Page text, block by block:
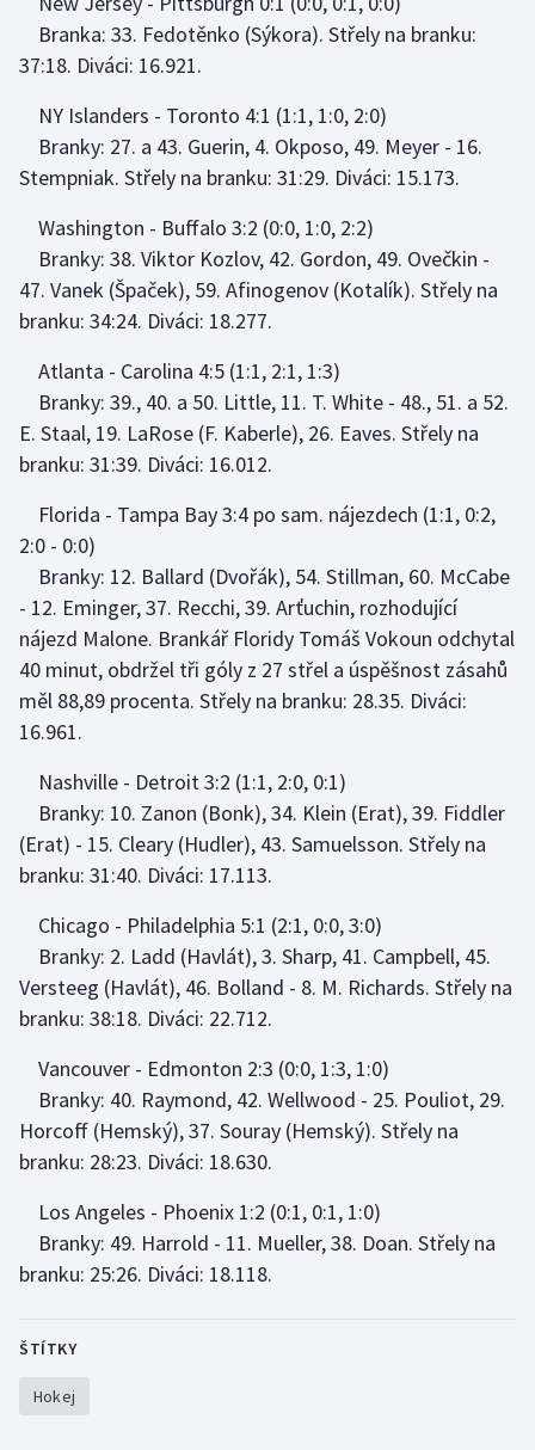
Branka: 33. Fedotěnko (Sýkora). Střely na branku:
37:18. Diváci: 16.921.
NY Islanders - Toronto 4:1 (1:1, 1:0, 2:0)
Branky: 27. a 43. Guerin, 4. Okposo, 49. Meyer - 16.
Stempniak. Střely na branku: 31:29. Diváci: 15.173.
Washington - Buffalo 3:2 (0:0, 1:0, 2:2)
Branky: 38. Viktor Kozlov, 42. Gordon, 49. Ovečkin -
47. Vanek (Špaček), 59. Afinogenov (Kotalík). Střely na
branku: 34:24. Diváci: 18.277.
Atlanta - Carolina 4:5 (1:1, 2:1, 1:3)
Branky: 39., 40. a 50. Little, 11. T. White - 48., 51. a 52.
E. Staal, 19. LaRose (F. Kaberle), 26. Eaves. Střely na
branku: 31:39. Diváci: 16.012.
Florida - Tampa Bay 3:4 po sam. nájezdech (1:1, 0:2,
2:0 - 0:0)
Branky: 12. Ballard (Dvořák), 54. Stillman, 60. McCabe
- 12. Eminger, 37. Recchi, 39. Arťuchin, rozhodující
nájezd Malone. Brankář Floridy Tomáš Vokoun odchytal
40 minut, obdržel tři góly z 27 střel a úspěšnost zásahů
měl 88,89 procenta. Střely na branku: 28.35. Diváci:
16.961.
Nashville - Detroit 3:2 (1:1, 2:0, 0:1)
Branky: 10. Zanon (Bonk), 34. Klein (Erat), 39. Fiddler
(Erat) - 15. Cleary (Hudler), 43. Samuelsson. Střely na
branku: 31:40. Diváci: 17.113.
Chicago - Philadelphia 5:1 (2:1, 0:0, 3:0)
Branky: 2. Ladd (Havlát), 3. Sharp, 41. Campbell, 45.
Versteeg (Havlát), 46. Bolland - 8. M. Richards. Střely na
branku: 38:18. Diváci: 22.712.
Vancouver - Edmonton 2:3 (0:0, 1:3, 1:0)
Branky: 40. Raymond, 42. Wellwood - 25. Pouliot, 29.
Horcoff (Hemský), 37. Souray (Hemský). Střely na
branku: 28:23. Diváci: 18.630.
Los Angeles - Phoenix 1:2 (0:1, 0:1, 1:0)
Branky: 49. Harrold - 11. Mueller, 38. Doan. Střely na
branku: 25:26. Diváci: 18.118.
ŠTÍTKY
Hokej